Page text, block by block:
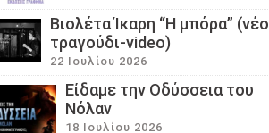
Βιολέτα Ίκαρη “Η μπόρα” (νέο
τραγούδι-video)
22 Ιουλίου 2026
Eίδαμε την Οδύσσεια του
Νόλαν
18 Ιουλίου 2026